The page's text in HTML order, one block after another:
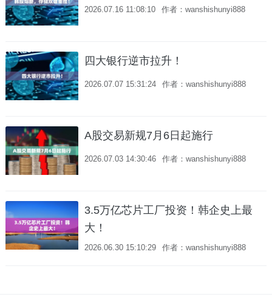
2026.07.16 11:08:10 作者：wanshishunyi888
四大银行逆市拉升！
2026.07.07 15:31:24 作者：wanshishunyi888
A股交易新规7月6日起施行
2026.07.03 14:30:46 作者：wanshishunyi888
3.5万亿芯片工厂投资！韩企史上最
大！
2026.06.30 15:10:29 作者：wanshishunyi888